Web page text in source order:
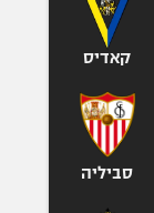
קאדיס
סביליה